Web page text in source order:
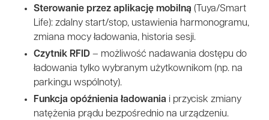
Sterowanie przez aplikację mobilną (Tuya/Smart
Life): zdalny start/stop, ustawienia harmonogramu,
zmiana mocy ładowania, historia sesji.
Czytnik RFID – możliwość nadawania dostępu do
ładowania tylko wybranym użytkownikom (np. na
parkingu wspólnoty).
Funkcja opóźnienia ładowania i przycisk zmiany
natężenia prądu bezpośrednio na urządzeniu.